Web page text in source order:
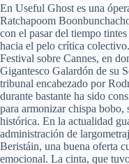
En Useful Ghost es una
Ratchapoom
con el pasar del tiempo
hacia el pelo crítica
Festival sobre Cannes, en
Gigantesco Galardón de su
tribunal encabezado por
durante bastante ha sido
para armonizar chispa bobo,
histórica. En la actualidad
administración de
Beristáin, una buena oferta
emocional. La cinta, que